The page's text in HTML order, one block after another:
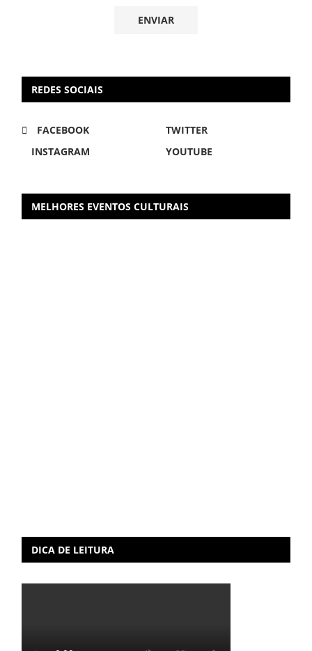
REDES SOCIAIS
FACEBOOK
TWITTER
INSTAGRAM
YOUTUBE
MELHORES EVENTOS CULTURAIS
DICA DE LEITURA